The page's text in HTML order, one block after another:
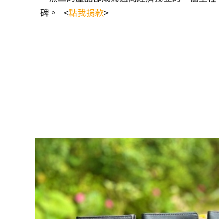
碑。 <點我捐款>